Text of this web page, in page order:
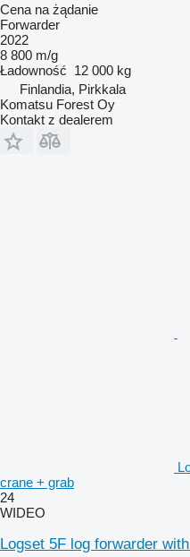
Cena na żądanie
Forwarder
2022
8 800 m/g
Ładowność 12 000 kg
Finlandia, Pirkkala
Komatsu Forest Oy
Kontakt z dealerem
crane + grab
24
WIDEO
Logset 5F log forwarder